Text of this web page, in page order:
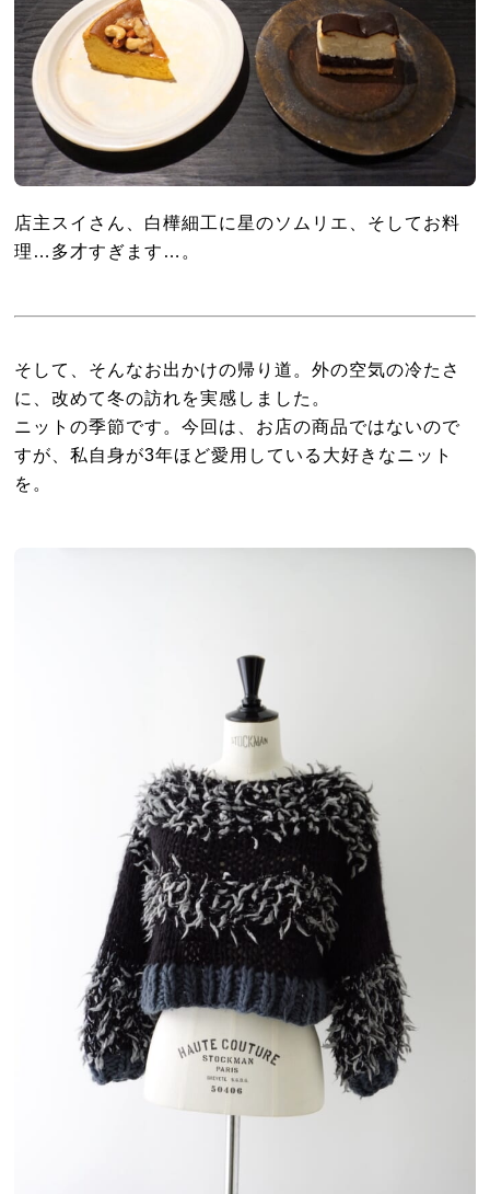
店主スイさん、白樺細工に星のソムリエ、そしてお料
理…多才すぎます…。
そして、そんなお出かけの帰り道。外の空気の冷たさ
に、改めて冬の訪れを実感しました。
ニットの季節です。今回は、お店の商品ではないので
すが、私自身が3年ほど愛用している大好きなニット
を。